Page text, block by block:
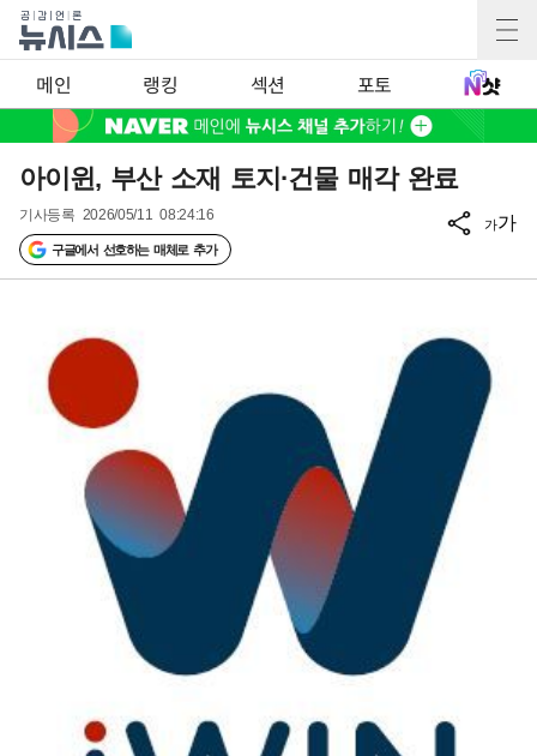
메인 랭킹 섹션 포토
아이윈, 부산 소재 토지·건물 매각 완료
기사등록 2026/05/11 08:24:16
구글에서 선호하는 매체로 추가
가가